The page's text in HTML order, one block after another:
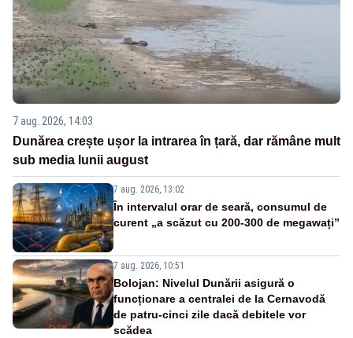
7 aug. 2026, 14:03
Dunărea crește ușor la intrarea în țară, dar rămâne mult
sub media lunii august
7 aug. 2026, 13:02
În intervalul orar de seară, consumul de
curent „a scăzut cu 200-300 de megawați”
7 aug. 2026, 10:51
Bolojan: Nivelul Dunării asigură o
funcționare a centralei de la Cernavodă
de patru-cinci zile dacă debitele vor
scădea